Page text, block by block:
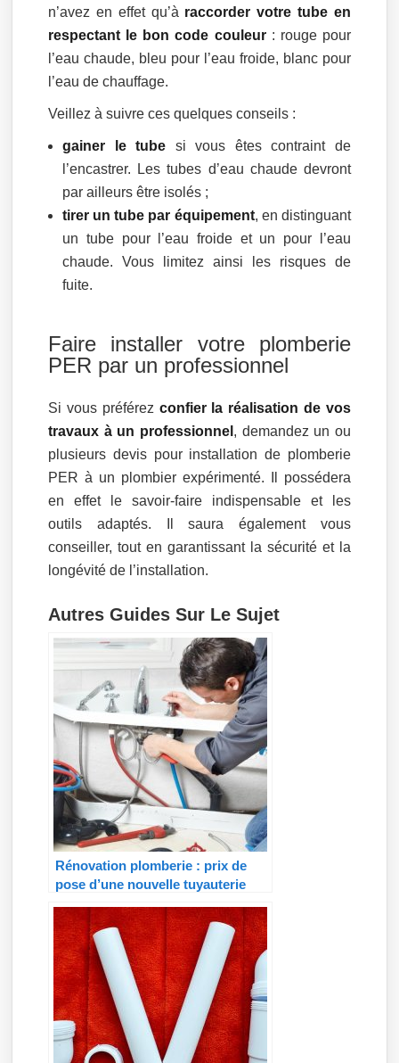
n’avez en effet qu’à raccorder votre tube en
respectant le bon code couleur: rouge pour
l’eau chaude, bleu pour l’eau froide, blanc pour
l’eau de chauffage.
Veillez à suivre ces quelques conseils :
gainer le tube si vous êtes contraint de
l’encastrer. Les tubes d’eau chaude devront
par ailleurs être isolés ;
tirer un tube par équipement, en distinguant
un tube pour l’eau froide et un pour l’eau
chaude. Vous limitez ainsi les risques de
fuite.
Faire installer votre plomberie
PER par un professionnel
Si vous préférez confier la réalisation de vos
travaux à un professionnel , demandez un ou
plusieurs devis pour installation de plomberie
PER à un plombier expérimenté. Il possédera
en effet le savoir-faire indispensable et les
outils adaptés. Il saura également vous
conseiller, tout en garantissant la sécurité et la
longévité de l’installation.
Autres Guides Sur Le Sujet
Rénovation plomberie : prix de
pose d’une nouvelle tuyauterie
multicouche